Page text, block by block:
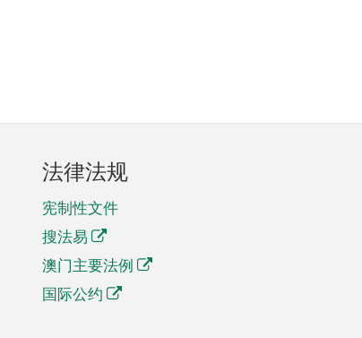
法律法规
宪制性文件
搜法易
澳门主要法例
国际公约